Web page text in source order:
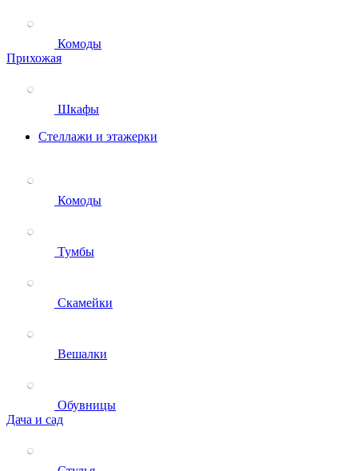
Комоды
Прихожая
Шкафы
Стеллажи и этажерки
Комоды
Тумбы
Скамейки
Вешалки
Обувницы
Дача и сад